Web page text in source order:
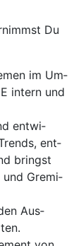
Du
im Um­
in­tern und
ent­wi­
ent­
bringst
und Gre­mi­
Aus­